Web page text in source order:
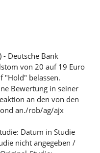
- Deutsche Bank
von 20 auf 19 Euro
"Hold" belassen.
Bewertung in seiner
an den von den
an./rob/ag/ajx
Datum in Studie
nicht angegeben /